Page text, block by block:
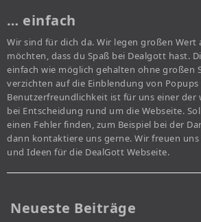
… einfach
Wir sind für dich da. Wir legen großen Wert
möchten, dass du Spaß bei Dealgott hast.
einfach wie möglich gehalten ohne großen
verzichten auf die Einblendung von Popups
Benutzerfreundlichkeit ist für uns einer der
bei Entscheidung rund um die Webseite.
einen Fehler finden, zum Beispiel bei der
dann kontaktiere uns gerne. Wir freuen
und Ideen für die DealGott Webseite.
Neueste Beiträge